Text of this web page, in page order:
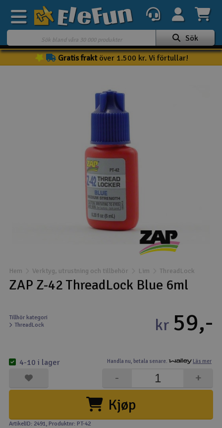
Veckans erbjudande
Batteri & laddare
Drönare
Drönare för FPV
Flygplan
Kamerautrustning
Modellbygg- och byggsatser
Modelljärnväg
Sök
Gratis fraktöver 1.500 kr. Vi förtullar!
Hem Verktyg, utrustning och tillbehör Lim ThreadLock
ZAP Z-42 ThreadLock Blue 6ml
Tillhör kategori
ThreadLock
Handla nu, betala senare. Läs mer
kr 59,-
Kjøp
+
-
4-10 i lager
ArtikelID: 2491, Produktnr: PT-42